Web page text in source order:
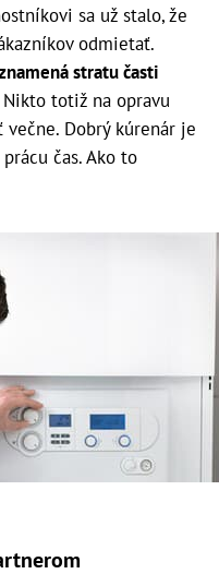
sa už stalo, že
odmietať.
stratu časti
Nikto totiž na opravu
Dobrý kúrenár je
čas. Ako to